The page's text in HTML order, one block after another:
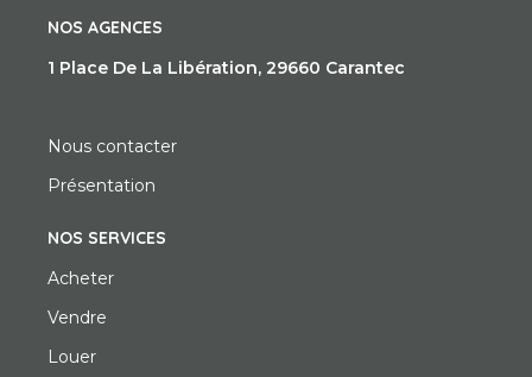
NOS AGENCES
1 Place De La Libération, 29660 Carantec
Nous contacter
Présentation
NOS SERVICES
Acheter
Vendre
Louer